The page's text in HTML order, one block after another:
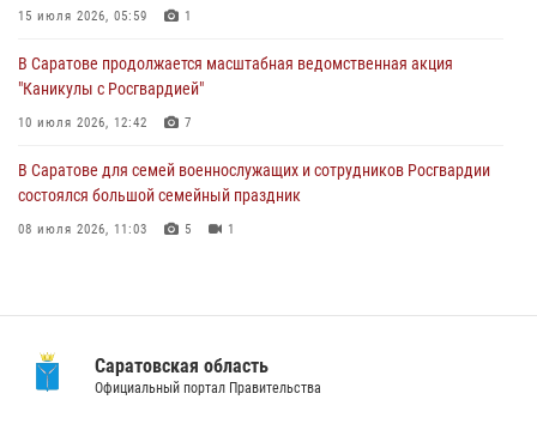
"Каникулы с Росгвардией"
В Саратовской области при содействии спецназа Росгвардии
задержан подозреваемый в незаконном обороте наркотиков
15 июля 2026, 05:59 1
В Саратове продолжается масштабная ведомственная акция
"Каникулы с Росгвардией"
10 июля 2026, 12:42 7
В Саратове для семей военнослужащих и сотрудников Росгвардии
состоялся большой семейный праздник
08 июля 2026, 11:03 5 1
В Саратовской области при содействии спецназа Росгвардии
Саратовская область
Официальный портал Правительства